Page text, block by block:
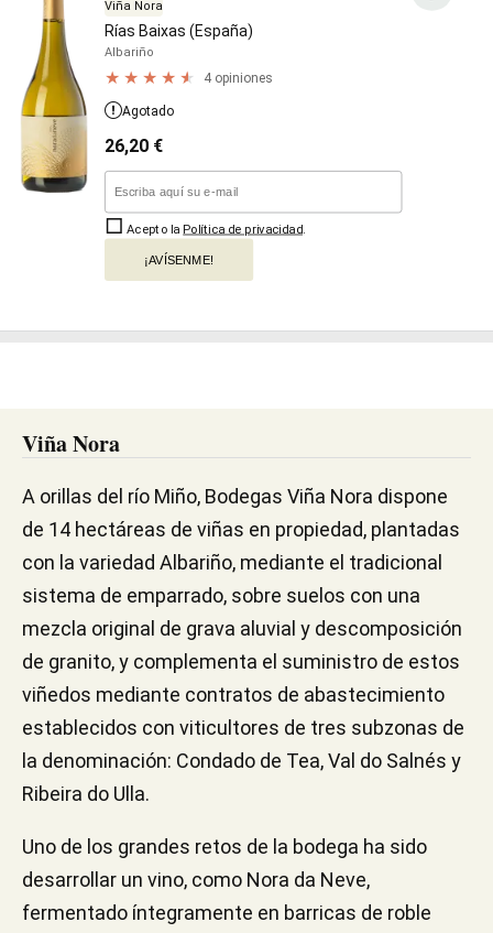
Viña Nora
Rías Baixas (España)
Albariño
4 opiniones
Agotado
26,20 €
Acepto la Política de privacidad
¡AVÍSENME!
Viña Nora
A orillas del río Miño, Bodegas Viña Nora dispone
de 14 hectáreas de viñas en propiedad, plantadas
con la variedad Albariño, mediante el tradicional
sistema de emparrado, sobre suelos con una
mezcla original de grava aluvial y descomposición
de granito, y complementa el suministro de estos
viñedos mediante contratos de abastecimiento
establecidos con viticultores de tres subzonas de
la denominación: Condado de Tea, Val do Salnés y
Ribeira do Ulla.
Uno de los grandes retos de la bodega ha sido
desarrollar un vino, como Nora da Neve,
fermentado íntegramente en barricas de roble